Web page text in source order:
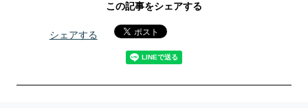
この記事をシェアする
シェアする